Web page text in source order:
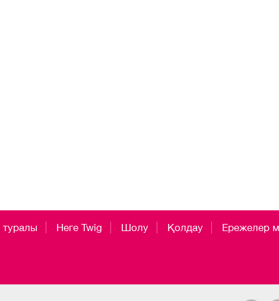
туралы Неге Twig Шолу Қолдау Ережелер